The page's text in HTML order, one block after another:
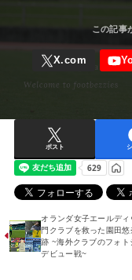
ポスト
オランダ女子エールディ
門クラブを救った園田
跡 ~海外クラブのフォト
デビュー戦~